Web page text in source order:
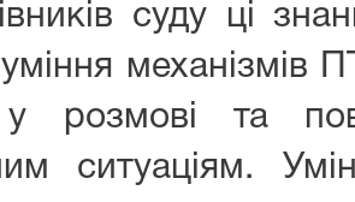
суду ці
механізмів
у розмові та
ситуаціям.